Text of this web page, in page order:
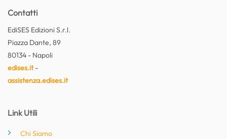
Contatti
EdiSES Edizioni S.r.l.
Piazza Dante, 89
80134 - Napoli
edises.it-
assistenza.edises.it
Link Utili
Chi Siamo